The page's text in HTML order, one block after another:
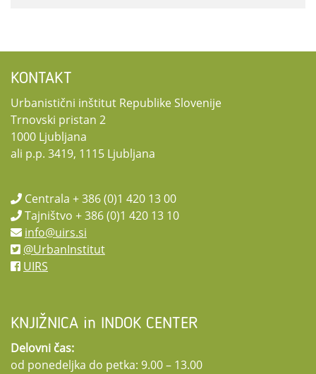
KONTAKT
Urbanistični inštitut Republike Slovenije
Trnovski pristan 2
1000 Ljubljana
ali p.p. 3419, 1115 Ljubljana
Centrala + 386 (0)1 420 13 00
Tajništvo + 386 (0)1 420 13 10
info@uirs.si
@UrbanInstitut
UIRS
KNJIŽNICA in INDOK CENTER
Delovni čas:
od ponedeljka do petka: 9.00 – 13.00